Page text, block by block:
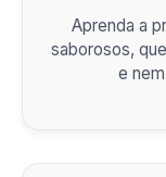
Aprenda a
saborosos,
e